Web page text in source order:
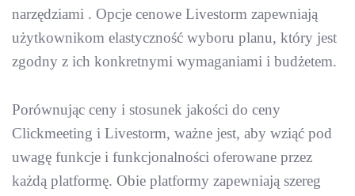
narzędziami . Opcje cenowe Livestorm zapewniają
użytkownikom elastyczność wyboru planu, który jest
zgodny z ich konkretnymi wymaganiami i budżetem.
Porównując ceny i stosunek jakości do ceny
Clickmeeting i Livestorm, ważne jest, aby wziąć pod
uwagę funkcje i funkcjonalności oferowane przez
każdą platformę. Obie platformy zapewniają szereg